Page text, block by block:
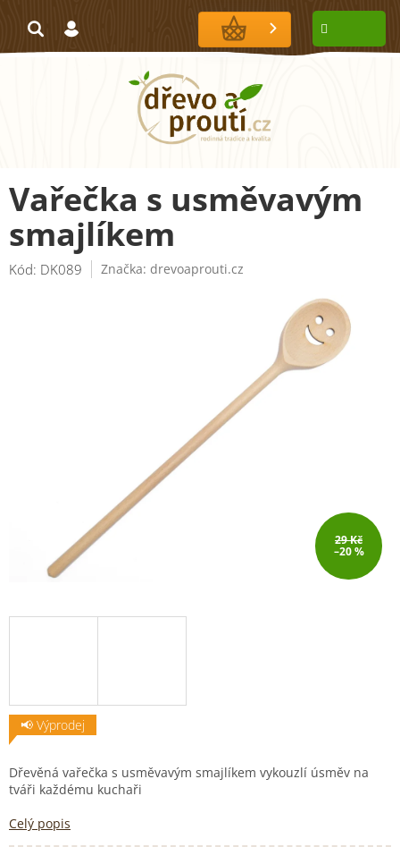
NÁKUPNÍ
KOŠÍK
Vařečka s usměvavým
smajlíkem
Kód: DK089 Značka: drevoaprouti.cz
29 Kč
–20 %
📢 Výprodej
Dřevěná vařečka s usměvavým smajlíkem vykouzlí úsměv na
tváři každému kuchaři
Celý popis